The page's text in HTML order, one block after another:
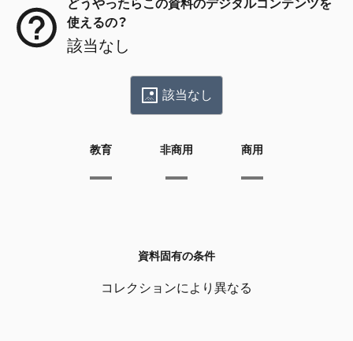
どうやったらこの資料のデジタルコンテンツを
使えるの？
該当なし
該当なし
教育 非商用 商用
資料固有の条件
コレクションにより異なる